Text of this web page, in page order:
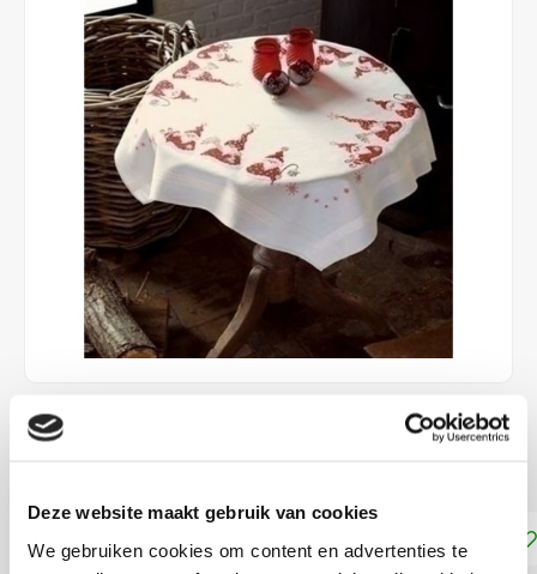
Deze website maakt gebruik van cookies
We gebruiken cookies om content en advertenties te
€49,50
Toevoegen aan winkelwagen